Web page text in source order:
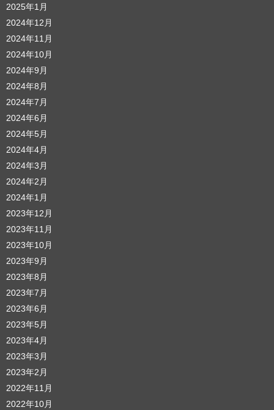
2025年1月
2024年12月
2024年11月
2024年10月
2024年9月
2024年8月
2024年7月
2024年6月
2024年5月
2024年4月
2024年3月
2024年2月
2024年1月
2023年12月
2023年11月
2023年10月
2023年9月
2023年8月
2023年7月
2023年6月
2023年5月
2023年4月
2023年3月
2023年2月
2022年11月
2022年10月